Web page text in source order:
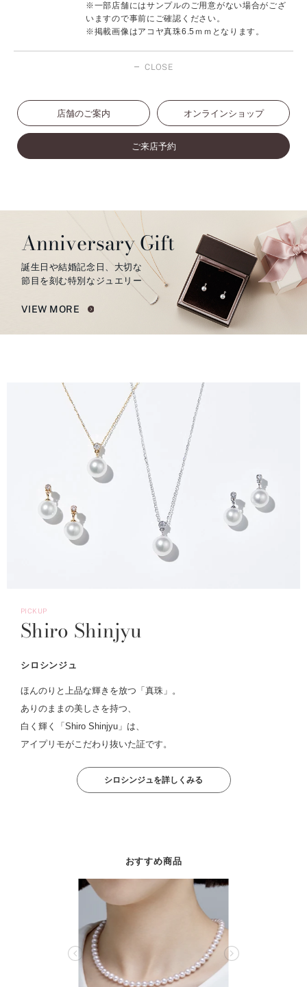
※一部店舗にはサンプルのご用意がない場合がござ
いますので事前にご確認ください。
※掲載画像はアコヤ真珠6.5ｍｍとなります。
CLOSE
店舗のご案内 オンラインショップ
ご来店予約
Anniversary Gift
誕生日や結婚記念日、大切な
節目を刻む特別なジュエリー
VIEW MORE
PICKUP
Shiro Shinjyu
シロシンジュ
ほんのりと上品な輝きを放つ「真珠」。
ありのままの美しさを持つ、
白く輝く「Shiro Shinjyu」は、
アイプリモがこだわり抜いた証です。
シロシンジュを詳しくみる
おすすめ商品